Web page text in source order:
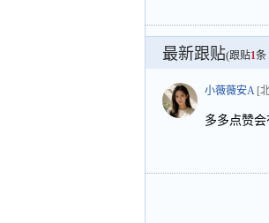
最新跟贴(跟贴1条
小薇薇安A [
多多点赞